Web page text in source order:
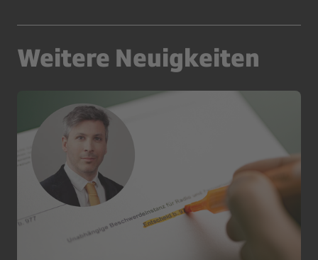
Weitere Neuigkeiten